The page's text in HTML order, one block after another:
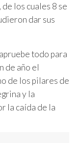
los cuales 8 se
dar sus
todo para
de año el
de los pilares de
y la
la caída de la